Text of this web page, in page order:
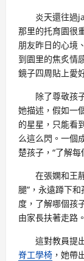
炎天還往過
那里的托育園很
朋友昨日的心境
到園里的焦炙情
鏡子四周貼上愛
除了尊敬孩
她描述，假如一
的星星，只能看
么這么閃。一個
楚孩子，“了解每
在張嫻和王
腿”，永遠蹲下
度，了解哪個孩
由家長扶著走路。
這對教員提
脊工學椅 ，她帶